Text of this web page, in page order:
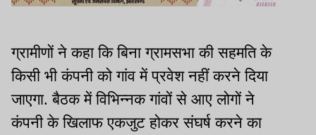
ग्रामीणों ने कहा कि बिना ग्रामसभा की सहमति के
किसी भी कंपनी को गांव में प्रवेश नहीं करने दिया
जाएगा. बैठक में विभिन्नक गांवों से आए लोगों ने
कंपनी के खिलाफ एकजुट होकर संघर्ष करने का